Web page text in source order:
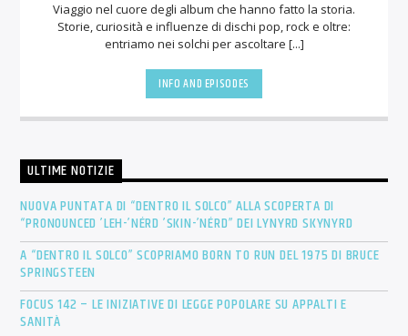
Viaggio nel cuore degli album che hanno fatto la storia.
Storie, curiosità e influenze di dischi pop, rock e oltre:
entriamo nei solchi per ascoltare [...]
INFO AND EPISODES
ULTIME NOTIZIE
NUOVA PUNTATA DI “DENTRO IL SOLCO” ALLA SCOPERTA DI
“PRONOUNCED ’LEH-’NÉRD ’SKIN-’NÉRD” DEI LYNYRD SKYNYRD
A “DENTRO IL SOLCO” SCOPRIAMO BORN TO RUN DEL 1975 DI BRUCE
SPRINGSTEEN
FOCUS 142 – LE INIZIATIVE DI LEGGE POPOLARE SU APPALTI E
SANITÀ